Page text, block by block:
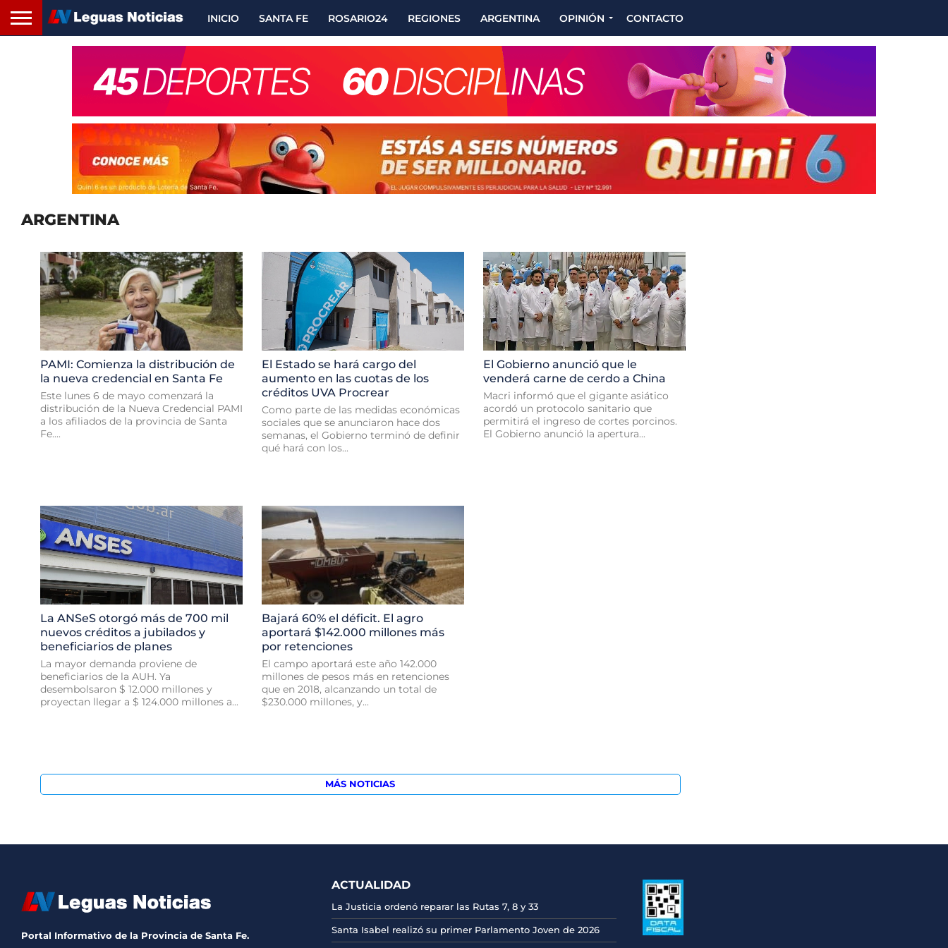
INICIO SANTA FE ROSARIO24 REGIONES ARGENTINA OPINIÓN CONTACTO
ARGENTINA
PAMI: Comienza la distribución de
la nueva credencial en Santa Fe
Este lunes 6 de mayo comenzará la
distribución de la Nueva Credencial PAMI
a los afiliados de la provincia de Santa
Fe....
El Estado se hará cargo del
aumento en las cuotas de los
créditos UVA Procrear
Como parte de las medidas económicas
sociales que se anunciaron hace dos
semanas, el Gobierno terminó de definir
qué hará con los...
El Gobierno anunció que le
venderá carne de cerdo a China
Macri informó que el gigante asiático
acordó un protocolo sanitario que
permitirá el ingreso de cortes porcinos.
El Gobierno anunció la apertura...
La ANSeS otorgó más de 700 mil
nuevos créditos a jubilados y
beneficiarios de planes
La mayor demanda proviene de
beneficiarios de la AUH. Ya
desembolsaron $ 12.000 millones y
proyectan llegar a $ 124.000 millones a...
Bajará 60% el déficit. El agro
aportará $142.000 millones más
por retenciones
El campo aportará este año 142.000
millones de pesos más en retenciones
que en 2018, alcanzando un total de
$230.000 millones, y...
MÁS NOTICIAS
Portal Informativo de la Provincia de Santa Fe.
ACTUALIDAD
La Justicia ordenó reparar las Rutas 7, 8 y 33
Santa Isabel realizó su primer Parlamento Joven de 2026